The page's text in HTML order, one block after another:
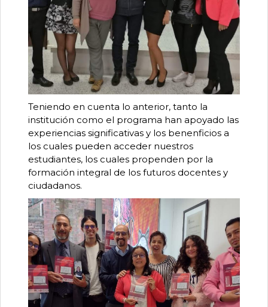
Teniendo en cuenta lo anterior, tanto la
institución como el programa han apoyado las
experiencias significativas y los benenficios a
los cuales pueden acceder nuestros
estudiantes, los cuales propenden por la
formación integral de los futuros docentes y
ciudadanos.